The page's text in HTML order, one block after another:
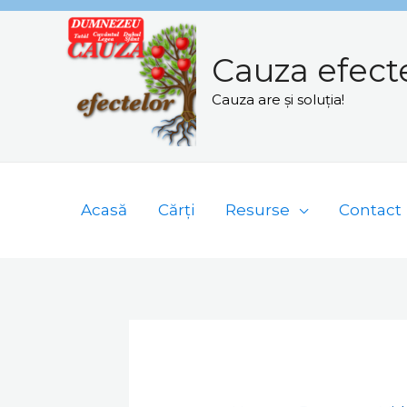
Skip
Cauza
Cauza are și soluția!
Acasă Cărți Resurse Contact